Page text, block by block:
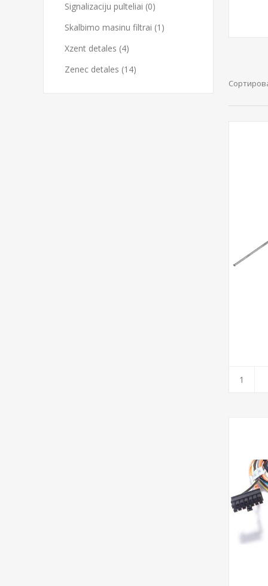
Signalizaciju pulteliai (0)
Skalbimo masinu filtrai (1)
Xzent detales (4)
Zenec detales (14)